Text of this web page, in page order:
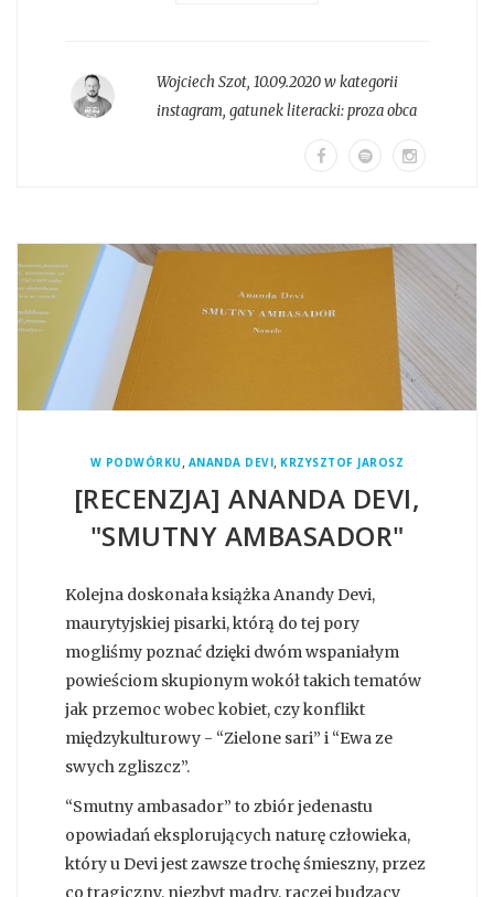
Wojciech Szot, 10.09.2020 w kategorii
instagram, gatunek literacki:proza obca
W PODWÓRKU , ANANDA DEVI, KRZYSZTOF JAROSZ
[RECENZJA] ANANDA DEVI,
"SMUTNY AMBASADOR"
Kolejna doskonała książka Anandy Devi,
maurytyjskiej pisarki, którą do tej pory
mogliśmy poznać dzięki dwóm wspaniałym
powieściom skupionym wokół takich tematów
jak przemoc wobec kobiet, czy konflikt
międzykulturowy - “Zielone sari” i “Ewa ze
swych zgliszcz”.
“Smutny ambasador” to zbiór jedenastu
opowiadań eksplorujących naturę człowieka,
który u Devi jest zawsze trochę śmieszny, przez
co tragiczny, niezbyt mądry, raczej budzący